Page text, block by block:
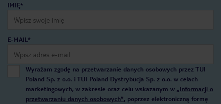
IMIĘ*
E-MAIL*
Wyrażam zgodę na przetwarzanie danych osobowych przez TUI
Poland Sp. z o.o. i TUI Poland Dystrybucja Sp. z o.o. w celach
marketingowych, w zakresie oraz celu wskazanym w „Informacji o
przetwarzaniu danych osobowych”, poprzez elektroniczną formę